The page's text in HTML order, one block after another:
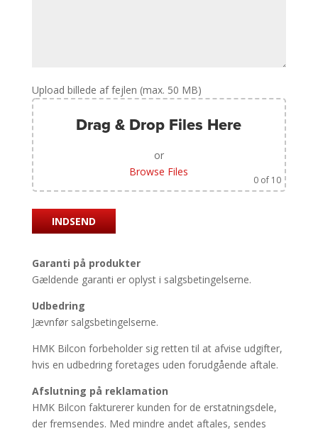
Upload billede af fejlen (max. 50 MB)
Drag & Drop Files Here
or
Browse Files
0 of 10
Garanti på produkter
Gældende garanti er oplyst i salgsbetingelserne.
Udbedring
Jævnfør salgsbetingelserne.
HMK Bilcon forbeholder sig retten til at afvise udgifter,
hvis en udbedring foretages uden forudgående aftale.
Afslutning på reklamation
HMK Bilcon fakturerer kunden for de erstatningsdele,
der fremsendes. Med mindre andet aftales, sendes